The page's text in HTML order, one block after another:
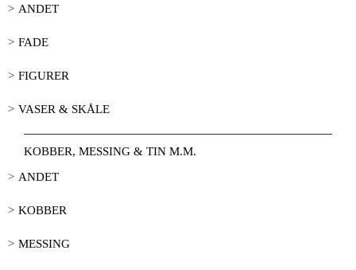
ANDET
FADE
FIGURER
VASER & SKÅLE
KOBBER, MESSING & TIN M.M.
ANDET
KOBBER
MESSING